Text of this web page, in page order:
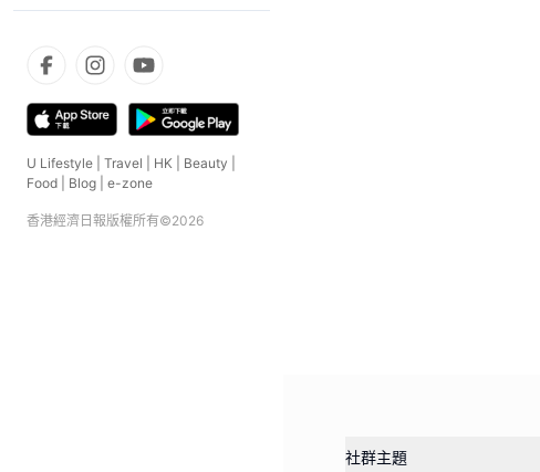
U Lifestyle Travel HK Beauty
Food
Blog e-zone
香港經濟日報版權所有©2026
社群主題